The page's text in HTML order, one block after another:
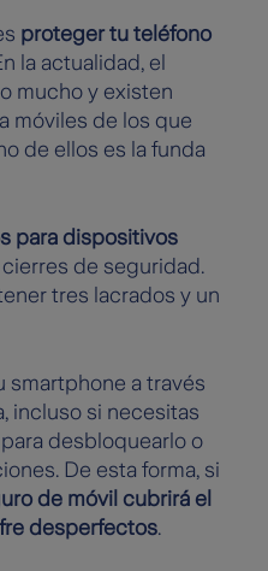
proteger tu teléfono
la actualidad, el
mucho y existen
móviles de los que
de ellos es la funda
para dispositivos
de seguridad.
tres lacrados y un
smartphone a través
incluso si necesitas
desbloquearlo o
De esta forma, si
de móvil cubrirá el
desperfectos.